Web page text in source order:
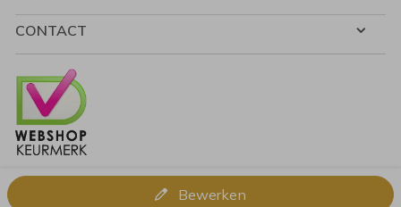
Bewerken
CONTACT